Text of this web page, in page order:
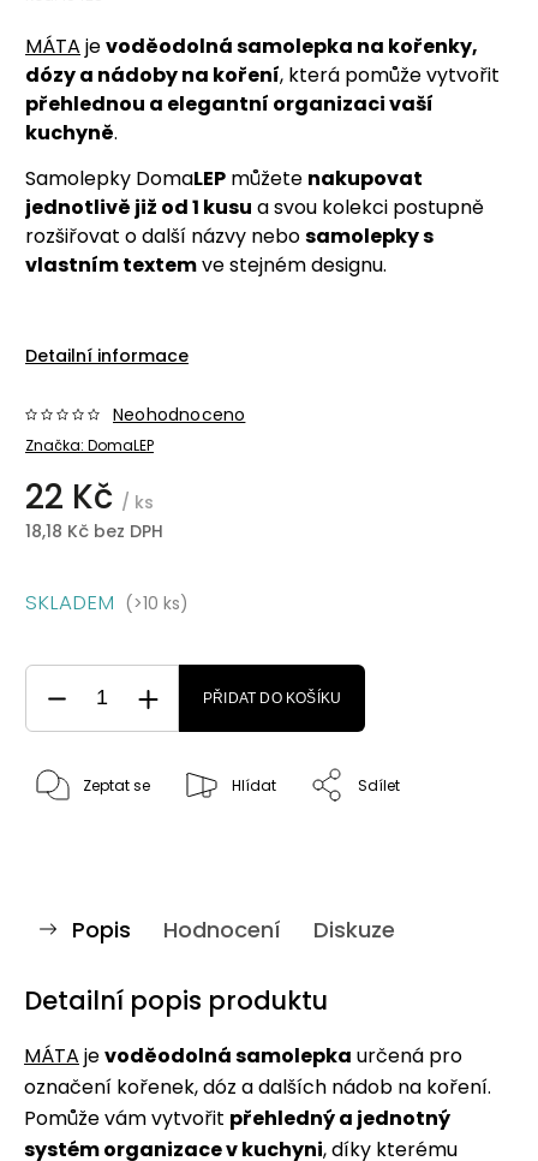
MÁTA jevoděodolná samolepka na kořenky,
dózy a nádoby na koření, která pomůže vytvořit
přehlednou a elegantní organizaci vaší
kuchyně.
Samolepky DomaLEP můžete nakupovat
jednotlivě již od 1 kusu a svou kolekci postupně
rozšiřovat o další názvy nebosamolepky s
vlastním textemve stejném designu.
Detailní informace
Značka: DomaLEP
Neohodnoceno
22 Kč / ks
18,18 Kč bez DPH
SKLADEM (>10 ks)
PŘIDAT DO KOŠÍKU
Zeptat se Hlídat Sdílet
Popis Hodnocení Diskuze
Detailní popis produktu
MÁTA jevoděodolná samolepka určená pro
označení kořenek, dóz a dalších nádob na koření.
Pomůže vám vytvořit přehledný a jednotný
systém organizace v kuchyni, díky kterému